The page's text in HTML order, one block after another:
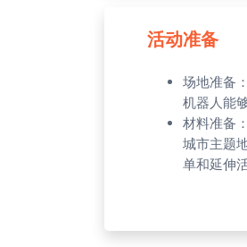
活动准备
场地准备
机器人能
材料准备
城市主题
单和延伸